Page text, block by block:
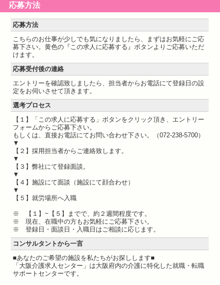
応募方法
応募方法
こちらのお仕事が少しでも気になりましたら、まずはお気軽にご応
募下さい。黄色の『この求人に応募する』ボタンよりご応募いただ
けます。
応募受付後の連絡
エントリーを確認致しましたら、担当者からお電話にて登録日の設
定をお伺いさせて頂きます。
選考プロセス
【１】「この求人に応募する」ボタンをクリック頂き、エントリー
フォームからご応募下さい。
もしくは、直接お電話にてお問い合わせ下さい。（072-238-5700）
▼
【２】採用担当者からご連絡致します。
▼
【３】弊社にて登録面談。
▼
【４】施設にて面談（施設にて顔合わせ）
▼
【５】就労場所へ入職
※ 【１】~【５】までで、約２週間程度です。
※ 現在、在職中の方もお気軽にご応募下さい。
※ 登録日・面談日・入職日はご相談に応じます。
コンサルタントから一言
■あなたのご希望の施設を私たちがお探しします■
「大阪介護求人センター」は大阪府内の介護に特化した就職・転職
サポートセンターです。